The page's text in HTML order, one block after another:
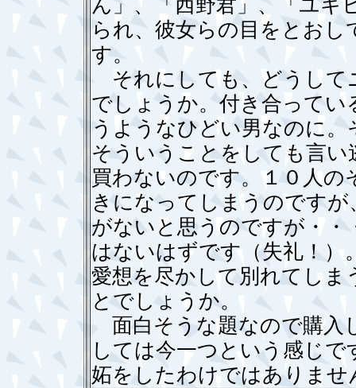
ん」、「西野君」、「ユキ
られ、彼女らの目をとお
す。
それにしても、どうして
でしょうか。付き合って
うようなひどい男なのに
そういうことをしても言
買わないのです。１０人の
きになってしまうのです
がないと思うのですが・・
はないはずです（失礼！）
愛想を尽かして別れてし
とでしょうか。
面白そうな題なので購入
しては今一つという感じ
妬をしたわけではありませ